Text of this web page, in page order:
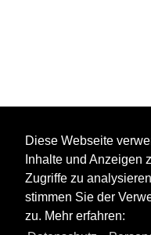
Diese Webseite
Inhalte und Anzeigen
Zugriffe zu
stimmen Sie der
zu. Mehr erfahren: